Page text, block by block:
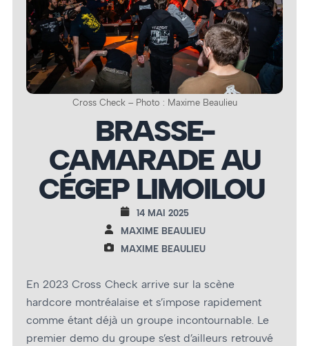
Cross Check – Photo : Maxime Beaulieu
BRASSE-
CAMARADE AU
CÉGEP LIMOILOU
14 MAI 2025
MAXIME BEAULIEU
MAXIME BEAULIEU
En 2023 Cross Check arrive sur la scène
hardcore montréalaise et s’impose rapidement
comme étant déjà un groupe incontournable. Le
premier demo du groupe s’est d’ailleurs retrouvé